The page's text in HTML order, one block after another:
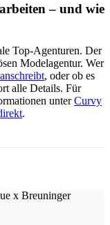
– und wie
Top-Agenturen. Der
Modelagentur. Wer
, oder ob es
alle Details. Für
unterCurvy
.